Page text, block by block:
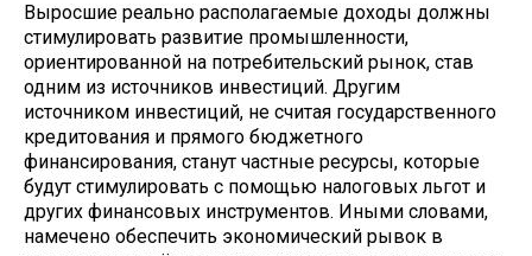
Выросшие реально располагаемые доходы должны
стимулировать развитие промышленности,
ориентированной на потребительский рынок, став
одним из источников инвестиций. Другим
источником инвестиций, не считая государственного
кредитования и прямого бюджетного
финансирования, станут частные ресурсы, которые
будут стимулировать с помощью налоговых льгот и
других финансовых инструментов. Иными словами,
намечено обеспечить экономический рывок в